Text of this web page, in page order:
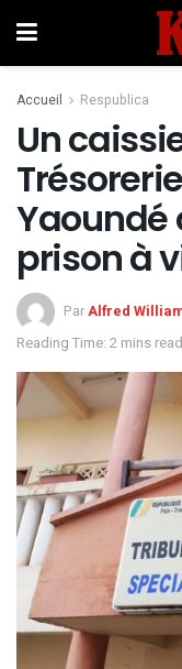
Accueil Respublica
Un
Yaoundé
prison à
ParAlfred
Reading Time: 2 mins read